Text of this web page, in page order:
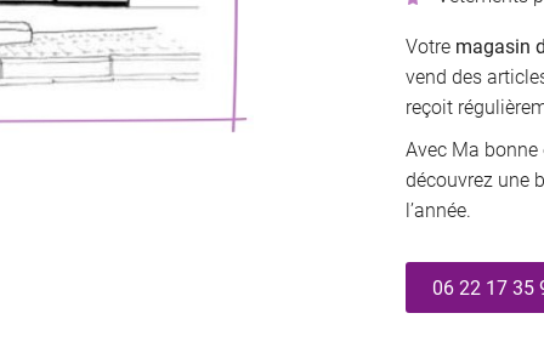
Votre magasin
vend des
reçoit
Avec Ma
découvrez une
l’année.
06 22 17 35